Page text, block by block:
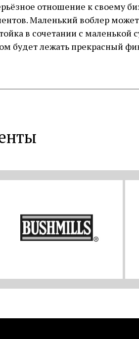
отношение к своему
Маленький воблер
в сочетании с маленькой
будет лежать прекрасный